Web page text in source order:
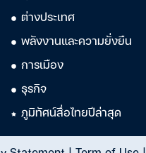
ต่างประเทศ
พลังงานและความยั่งยืน
การเมือง
ธุรกิจ
ภูมิทัศน์สื่อไทยปีล่าสุด